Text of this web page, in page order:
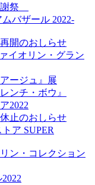
謝祭
バザール 2022-
開のおしらせ
イオリン・グラン
ージュ』展
ンチ・ボウ』
2022
止のおしらせ
ア SUPER
ン・コレクション